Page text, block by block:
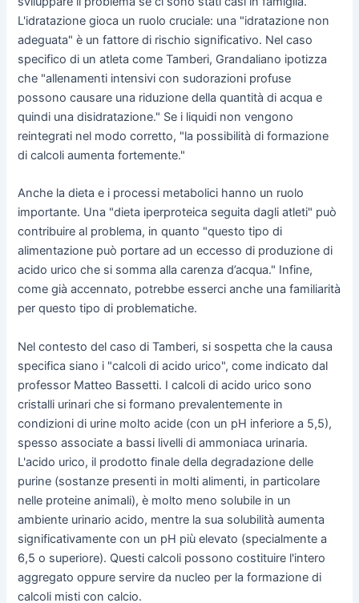
L'idratazione gioca un ruolo cruciale: una "idratazione non
adeguata" è un fattore di rischio significativo. Nel caso
specifico di un atleta come Tamberi, Grandaliano ipotizza
che "allenamenti intensivi con sudorazioni profuse
possono causare una riduzione della quantità di acqua e
quindi una disidratazione." Se i liquidi non vengono
reintegrati nel modo corretto, "la possibilità di formazione
di calcoli aumenta fortemente."
Anche la dieta e i processi metabolici hanno un ruolo
importante. Una "dieta iperproteica seguita dagli atleti" può
contribuire al problema, in quanto "questo tipo di
alimentazione può portare ad un eccesso di produzione di
acido urico che si somma alla carenza d’acqua." Infine,
come già accennato, potrebbe esserci anche una familiarità
per questo tipo di problematiche.
Nel contesto del caso di Tamberi, si sospetta che la causa
specifica siano i "calcoli di acido urico", come indicato dal
professor Matteo Bassetti. I calcoli di acido urico sono
cristalli urinari che si formano prevalentemente in
condizioni di urine molto acide (con un pH inferiore a 5,5),
spesso associate a bassi livelli di ammoniaca urinaria.
L'acido urico, il prodotto finale della degradazione delle
purine (sostanze presenti in molti alimenti, in particolare
nelle proteine animali), è molto meno solubile in un
ambiente urinario acido, mentre la sua solubilità aumenta
significativamente con un pH più elevato (specialmente a
6,5 o superiore). Questi calcoli possono costituire l'intero
aggregato oppure servire da nucleo per la formazione di
calcoli misti con calcio.